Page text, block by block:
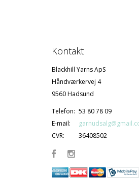
Kontakt
Blackhill Yarns ApS
Håndværkervej 4
9560 Hadsund
Telefon: 53 80 78 09
E-mail:
CVR:
36408502